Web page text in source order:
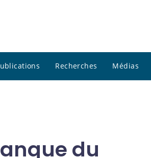
Recherches Médias
du